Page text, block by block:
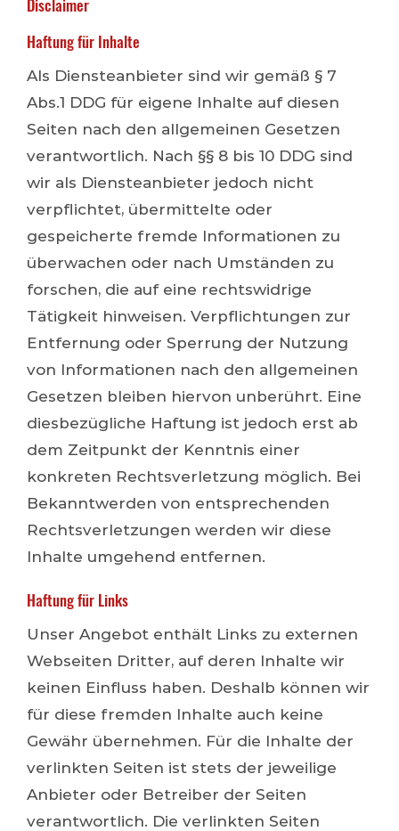
Disclaimer
Haftung für Inhalte
Als Diensteanbieter sind wir gemäß § 7
Abs.1 DDG für eigene Inhalte auf diesen
Seiten nach den allgemeinen Gesetzen
verantwortlich. Nach §§ 8 bis 10 DDG sind
wir als Diensteanbieter jedoch nicht
verpflichtet, übermittelte oder
gespeicherte fremde Informationen zu
überwachen oder nach Umständen zu
forschen, die auf eine rechtswidrige
Tätigkeit hinweisen. Verpflichtungen zur
Entfernung oder Sperrung der Nutzung
von Informationen nach den allgemeinen
Gesetzen bleiben hiervon unberührt. Eine
diesbezügliche Haftung ist jedoch erst ab
dem Zeitpunkt der Kenntnis einer
konkreten Rechtsverletzung möglich. Bei
Bekanntwerden von entsprechenden
Rechtsverletzungen werden wir diese
Inhalte umgehend entfernen.
Haftung für Links
Unser Angebot enthält Links zu externen
Webseiten Dritter, auf deren Inhalte wir
keinen Einfluss haben. Deshalb können wir
für diese fremden Inhalte auch keine
Gewähr übernehmen. Für die Inhalte der
verlinkten Seiten ist stets der jeweilige
Anbieter oder Betreiber der Seiten
verantwortlich. Die verlinkten Seiten